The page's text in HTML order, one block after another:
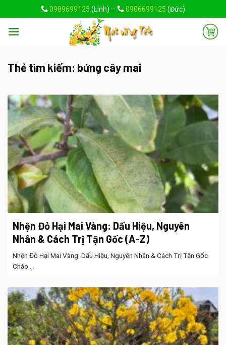
to
content
0989699125 (Linh) – 0906699125 (Đức)
Thẻ tìm kiếm: bứng cây mai
Nhện Đỏ Hại Mai Vàng: Dấu Hiệu, Nguyên
Nhân & Cách Trị Tận Gốc (A-Z)
Nhện Đỏ Hại Mai Vàng: Dấu Hiệu, Nguyên Nhân & Cách Trị Tận Gốc
Chào ...